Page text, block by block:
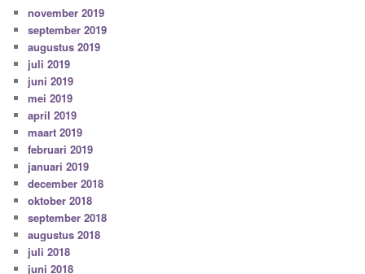
november 2019
september 2019
augustus 2019
juli 2019
juni 2019
mei 2019
april 2019
maart 2019
februari 2019
januari 2019
december 2018
oktober 2018
september 2018
augustus 2018
juli 2018
juni 2018